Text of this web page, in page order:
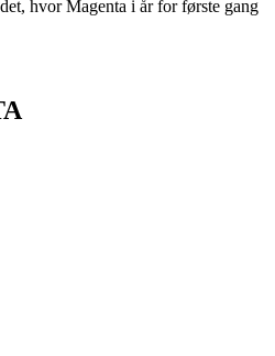
hvor Magenta i år for første gang